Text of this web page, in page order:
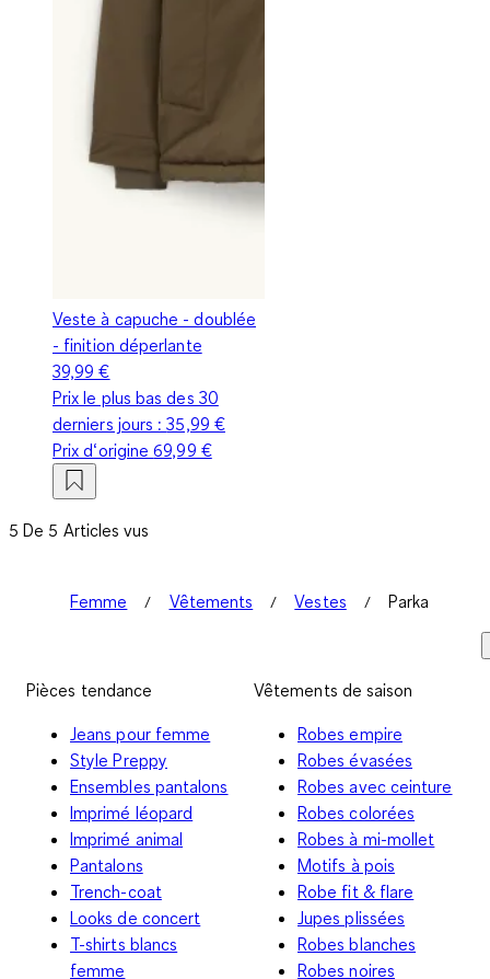
Veste à capuche - doublée
- finition déperlante
39,99 €
Prix le plus bas des 30
derniers jours :35,99 €
Prix d‘origine69,99 €
5 De 5 Articles vus
Femme Vêtements Vestes Parka
Pièces tendance
Jeans pour femme
Style Preppy
Ensembles pantalons
Imprimé léopard
Imprimé animal
Pantalons
Trench-coat
Looks de concert
T-shirts blancs
femme
Vêtements de saison
Robes empire
Robes évasées
Robes avec ceinture
Robes colorées
Robes à mi-mollet
Motifs à pois
Robe fit & flare
Jupes plissées
Robes blanches
Robes noires